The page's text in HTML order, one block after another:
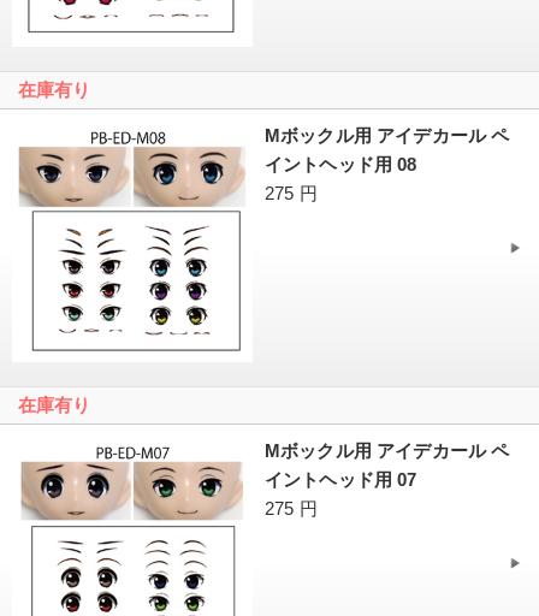
在庫有り
Mボックル用 アイデカール ペ
イントヘッド用 08
275 円
在庫有り
Mボックル用 アイデカール ペ
イントヘッド用 07
275 円